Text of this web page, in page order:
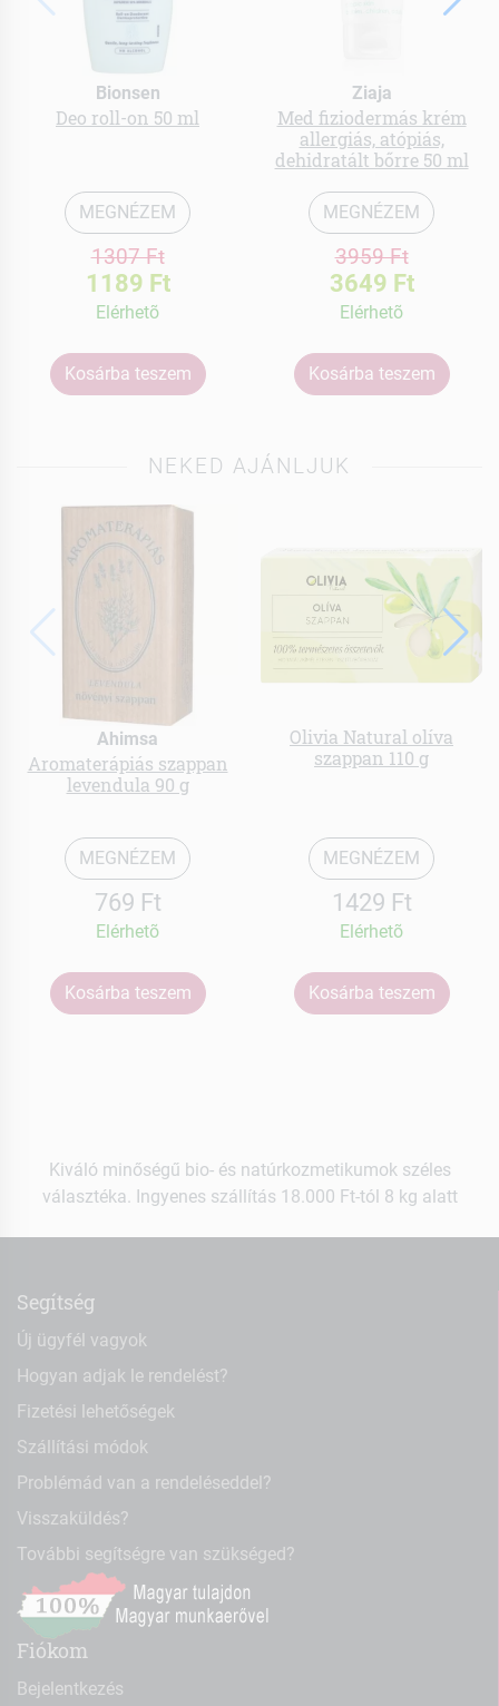
Bionsen
Deo roll-on 50 ml
MEGNÉZEM
1307 Ft
1189 Ft
Elérhetõ
Kosárba teszem
Ziaja
Med fiziodermás krém
allergiás, atópiás,
dehidratált bőrre 50 ml
MEGNÉZEM
3959 Ft
3649 Ft
Elérhetõ
Kosárba teszem
NEKED AJÁNLJUK
Ahimsa
Aromaterápiás szappan
levendula 90 g
MEGNÉZEM
769 Ft
Elérhetõ
Kosárba teszem
Olivia Natural olíva
szappan 110 g
MEGNÉZEM
1429 Ft
Elérhetõ
Kosárba teszem
Kiváló minőségű bio- és natúrkozmetikumok széles
választéka. Ingyenes szállítás 18.000 Ft-tól 8 kg alatt
Segítség
Új ügyfél vagyok
Hogyan adjak le rendelést?
Fizetési lehetőségek
Szállítási módok
Problémád van a rendeléseddel?
Visszaküldés?
További segítségre van szükséged?
Fiókom
Bejelentkezés